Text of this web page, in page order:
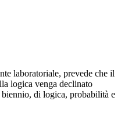
laboratoriale, prevede che il
logica venga declinato
biennio, di logica, probabilità e